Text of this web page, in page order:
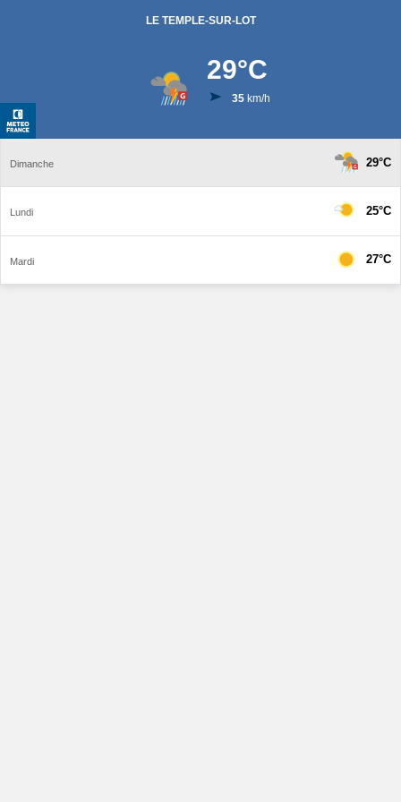
LE TEMPLE-SUR-LOT
29°C
35km/h
Dimanche 29°C
Lundi 25°C
Mardi 27°C